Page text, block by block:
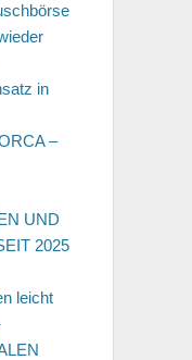
in
–
UND
2025
leicht